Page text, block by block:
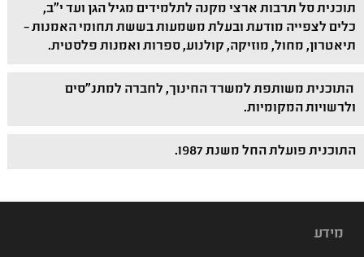
תוכנית סל תרבות ארצי מקנה לתלמידים מגיל הגן ועד י"ב,
כלים לצפייה מודעת ובעלת משמעות בששת תחומי האמנות –
תיאטרון, מחול, מוזיקה, קולנוע, ספרות ואמנות פלסטית.
התוכנית משותפת למשרד החינוך, לחברה למתנ"סים
ולרשויות המקומיות.
התוכנית פועלת החל משנת 1987.
מידע